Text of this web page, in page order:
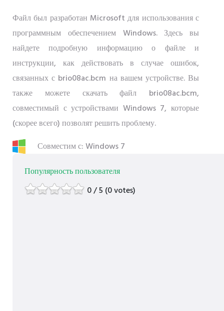
Файл был разработан Microsoft для использования с
программным обеспечением Windows. Здесь вы
найдете подробную информацию о файле и
инструкции, как действовать в случае ошибок,
связанных с brio08ac.bcm на вашем устройстве. Вы
также можете скачать файл brio08ac.bcm,
совместимый с устройствами Windows 7, которые
(скорее всего) позволят решить проблему.
Совместим с: Windows 7
Популярность пользователя
0 / 5 (0 votes)